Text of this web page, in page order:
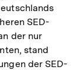
SED-
der nur
stand
der SED-